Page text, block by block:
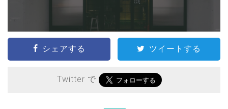
シェアする ツイートする
Twitter で